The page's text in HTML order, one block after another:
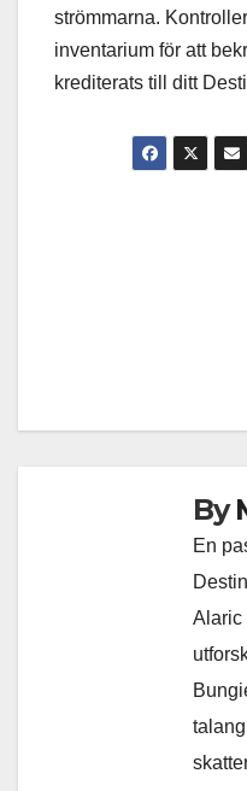
strömmarna.
inventarium för att
krediterats till ditt
By
En
Alaric